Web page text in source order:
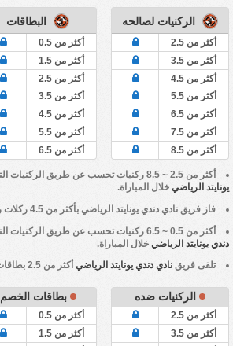
الركنيات لصالحه
أكثر من 2.5
أكثر من 3.5
أكثر من 4.5
أكثر من 5.5
أكثر من 6.5
أكثر من 7.5
أكثر من 8.5
البطاقات
أكثر من 0.5
أكثر من 1.5
أكثر من 2.5
أكثر من 3.5
أكثر من 4.5
أكثر من 5.5
أكثر من 6.5
أكثر من 2.5 ~ 8.5 ركنيات تحسب عن طريق الركنيات التي فاز بها فريق
يونايتد الرياضي خلال المباراة.
فاز فريق نادي دندي يونايتد الرياضي بأكثر من 4.5 ركلات ركنية في ?％ من مبارياته.
أكثر من 0.5 ~ 6.5 ركنيات تحسب عن طريق الركنيات التي حاز عليها فريق
دندي يونايتد الرياضي خلال المباراة.
تلقى فريق نادي دندي يونايتد الرياضيأكثر من 2.5 بطاقات في ?% من مبارياته.
الركنيات ضده
أكثر من 2.5
أكثر من 3.5
بطاقات الخصم
أكثر من 0.5
أكثر من 1.5